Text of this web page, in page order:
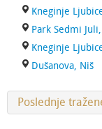
Kneginje
Park Sedmi
Kneginje
Dušanova, Niš
Poslednje